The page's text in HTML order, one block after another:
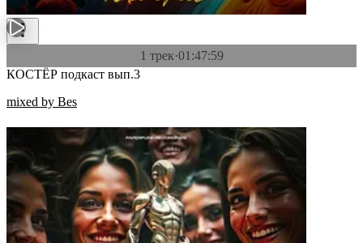
1 трек·01:47:59
КОСТЁР подкаст вып.3
mixed by Bes